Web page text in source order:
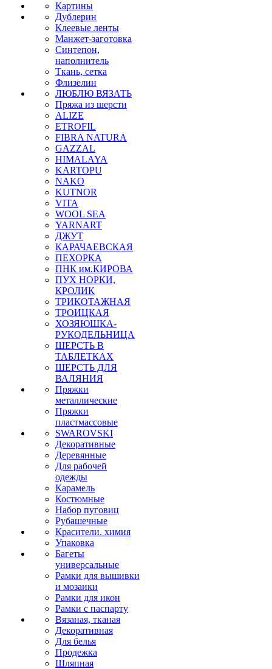
Картины
Дублерин
Клеевые ленты
Манжет-заготовка
Синтепон,
наполнитель
Ткань, сетка
Флизелин
ЛЮБЛЮ ВЯЗАТЬ
Пряжа из шерсти
ALIZE
ETROFIL
FIBRA NATURA
GAZZAL
HIMALAYA
KARTOPU
NAKO
KUTNOR
VITA
WOOL SEA
YARNART
ДЖУТ
КАРАЧАЕВСКАЯ
ПЕХОРКА
ПНК им.КИРОВА
ПУХ НОРКИ,
КРОЛИК
ТРИКОТАЖНАЯ
ТРОИЦКАЯ
ХОЗЯЮШКА-
РУКОДЕЛЬНИЦА
ШЕРСТЬ В
ТАБЛЕТКАХ
ШЕРСТЬ ДЛЯ
ВАЛЯНИЯ
Пряжки
металлические
Пряжки
пластмассовые
SWAROVSKI
Декоративные
Деревянные
Для рабочей
одежды
Карамель
Костюмные
Набор пуговиц
Рубашечные
Красители. химия
Упаковка
Багеты
универсальные
Рамки для вышивки
и мозаики
Рамки для икон
Рамки с паспарту
Вязаная, тканая
Декоративная
Для белья
Продежка
Шляпная